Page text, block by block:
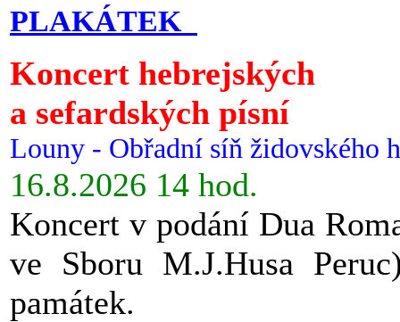
PLAKÁTEK
Koncert hebrejských
a sefardských písní
Louny - Obřadní síň židovského
16.8.2026 14 hod.
Koncert v podání Dua
ve Sboru M.J.Husa
památek.